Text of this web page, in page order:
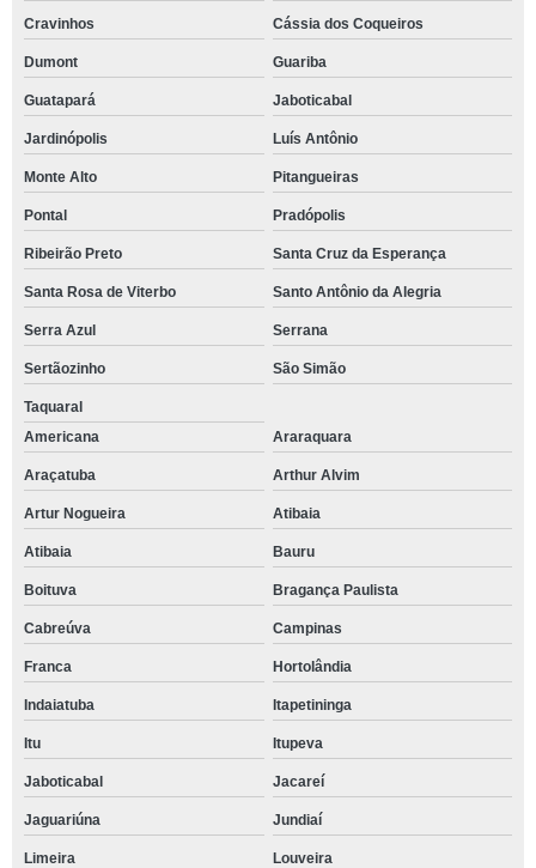
Cravinhos Cássia dos Coqueiros
Dumont Guariba
Guatapará Jaboticabal
Jardinópolis Luís Antônio
Monte Alto Pitangueiras
Pontal Pradópolis
Ribeirão Preto Santa Cruz da Esperança
Santa Rosa de Viterbo Santo Antônio da Alegria
Serra Azul Serrana
Sertãozinho São Simão
Taquaral
Americana
Araraquara
Araçatuba Arthur Alvim
Artur Nogueira Atibaia
Atibaia Bauru
Boituva Bragança Paulista
Cabreúva Campinas
Franca Hortolândia
Indaiatuba Itapetininga
Itu Itupeva
Jaboticabal Jacareí
Jaguariúna Jundiaí
Limeira Louveira